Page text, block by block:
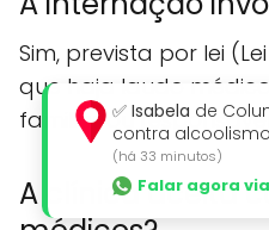
Sim, prevista por lei
que haja laudo
familiar ou
A clínica aceita
✅ Isabela de
contra alcoolismo
(há 33 minutos)
Falar agora